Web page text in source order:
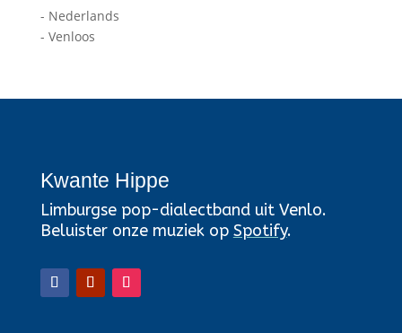
- Nederlands
- Venloos
Kwante Hippe
Limburgse pop-dialectband uit Venlo.
Beluister onze muziek op Spotify.